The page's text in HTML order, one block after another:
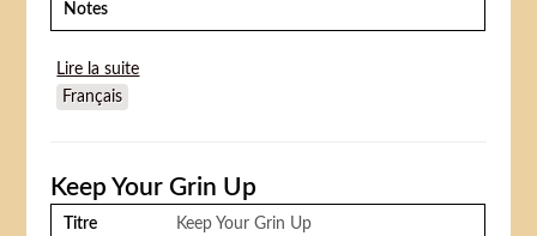
Notes
Lire la suite
Français
Keep Your Grin Up
Titre Keep Your Grin Up